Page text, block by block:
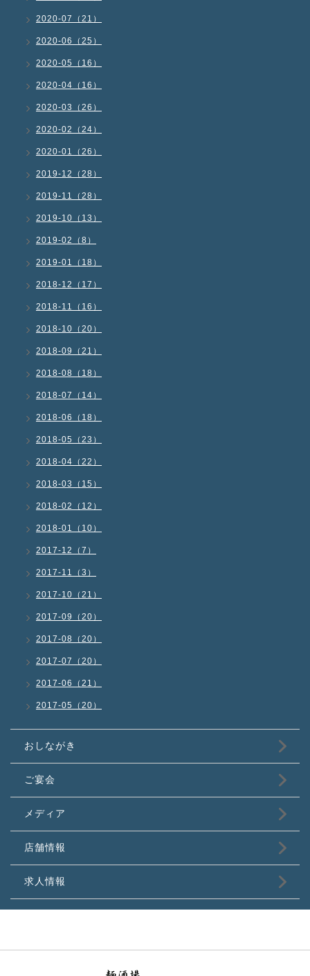
2020-07（21）
2020-06（25）
2020-05（16）
2020-04（16）
2020-03（26）
2020-02（24）
2020-01（26）
2019-12（28）
2019-11（28）
2019-10（13）
2019-02（8）
2019-01（18）
2018-12（17）
2018-11（16）
2018-10（20）
2018-09（21）
2018-08（18）
2018-07（14）
2018-06（18）
2018-05（23）
2018-04（22）
2018-03（15）
2018-02（12）
2018-01（10）
2017-12（7）
2017-11（3）
2017-10（21）
2017-09（20）
2017-08（20）
2017-07（20）
2017-06（21）
2017-05（20）
おしながき
ご宴会
メディア
店舗情報
求人情報